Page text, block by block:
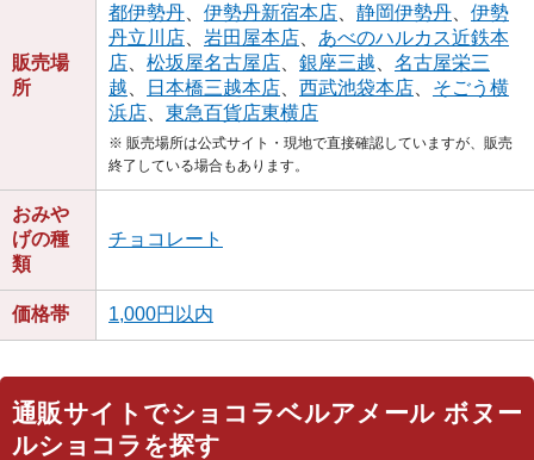
販売場
所
都伊勢丹
伊勢丹新宿本店 静岡伊勢丹
伊勢
丹立川店
岩田屋本店
あべのハルカス近鉄本
店
松坂屋名古屋店 銀座三越
名古屋栄三
越
日本橋三越本店 西武池袋本店
そごう横
浜店
東急百貨店東横店
※ 販売場所は公式サイト・現地で直接確認していますが、販売
終了している場合もあります。
おみや
げの種
類
チョコレート
価格帯 1,000円以内
通販サイトでショコラベルアメール ボヌー
ルショコラを探す